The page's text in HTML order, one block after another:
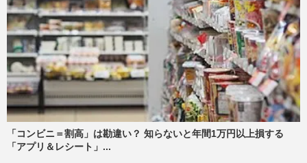
「コンビニ＝割高」は勘違い？ 知らないと年間1万円以上損する
「アプリ＆レシート」...